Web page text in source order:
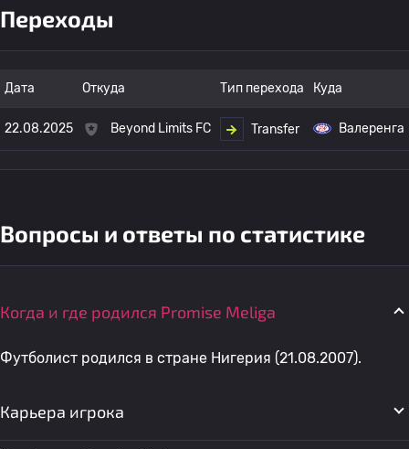
Переходы
Дата Откуда Тип перехода Куда
22.08.2025 Beyond Limits FC Transfer Валеренга
Вопросы и ответы по статистике
Когда и где родился Promise Meliga
Футболист родился в стране Нигерия (21.08.2007).
Карьера игрока